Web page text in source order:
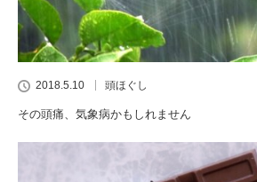
2018.5.10 頭ほぐし
その頭痛、気象病かもしれません